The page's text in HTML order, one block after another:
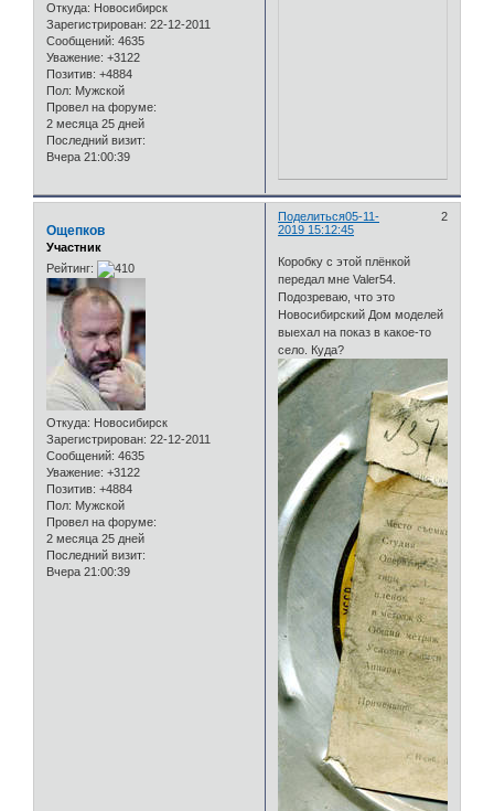
Откуда: Новосибирск
Зарегистрирован: 22-12-2011
Сообщений: 4635
Уважение: +3122
Позитив: +4884
Пол: Мужской
Провел на форуме:
2 месяца 25 дней
Последний визит:
Вчера 21:00:39
Поделиться 2
05-11-
2019 15:12:45
Ощепков
Участник
Рейтинг:
Откуда: Новосибирск
Зарегистрирован: 22-12-2011
Сообщений: 4635
Уважение: +3122
Позитив: +4884
Пол: Мужской
Провел на форуме:
2 месяца 25 дней
Последний визит:
Вчера 21:00:39
Коробку с этой плёнкой
передал мне Valer54.
Подозреваю, что это
Новосибирский Дом моделей
выехал на показ в какое-то
село. Куда?